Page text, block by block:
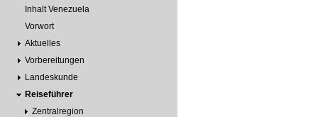
Inhalt Venezuela
Vorwort
Aktuelles
Vorbereitungen
Landeskunde
Reiseführer
Zentralregion